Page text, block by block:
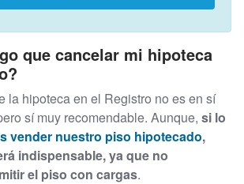
que cancelar mi hipoteca
la hipoteca en el Registro no es en sí
sí muy recomendable. Aunque, si lo
vender nuestro piso hipotecado,
indispensable, ya que no
el piso con cargas.